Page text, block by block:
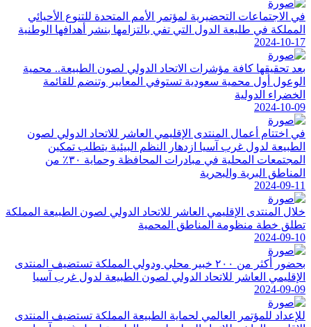
في الاجتماعات التحضيرية لمؤتمر الأمم المتحدة للتنوع الأحيائي
المملكة في طليعة الدول التي تفي بالتزامها بنشر أهدافها الوطنية
2024-10-17
بعد تحقيقها كافة مؤشرات الاتحاد الدولي لصون الطبيعة.. محمية
الوعول أول محمية سعودية تستوفي المعايير وتنضم للقائمة
الخضراء الدولية
2024-10-09
في اختتام أعمال المنتدى الإقليمي العاشر للاتحاد الدولي لصون
الطبيعة لدول غرب آسيا ازدهار النظم البيئية يتطلب تمكين
المجتمعات المحلية في مبادرات المحافظة وحماية ٣٠٪ من
المناطق البرية والبحرية
2024-09-11
خلال المنتدى الإقليمي العاشر للاتحاد الدولي لصون الطبيعة المملكة
تطلق خطة منظومة المناطق المحمية
2024-09-10
بحضور أكثر من ٢٠٠ خبير محلي ودولي المملكة تستضيف المنتدى
الإقليمي العاشر للاتحاد الدولي لصون الطبيعة لدول غرب آسيا
2024-09-09
للإعداد للمؤتمر العالمي لحماية الطبيعة المملكة تستضيف المنتدى